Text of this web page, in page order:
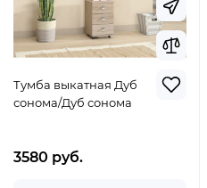
Тумба выкатная Дуб
сонома/Дуб сонома
3580 руб.